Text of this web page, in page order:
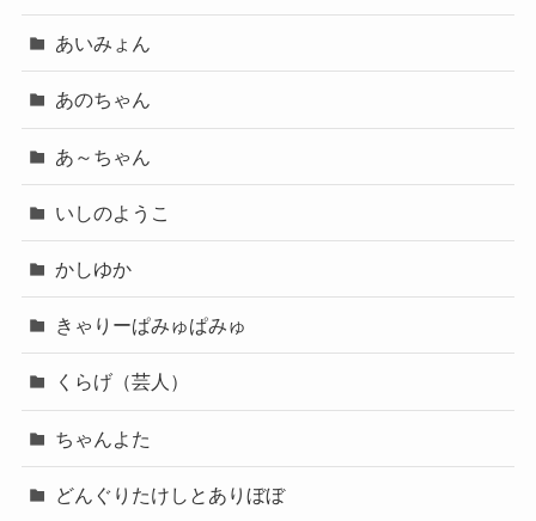
あいみょん
あのちゃん
あ～ちゃん
いしのようこ
かしゆか
きゃりーぱみゅぱみゅ
くらげ（芸人）
ちゃんよた
どんぐりたけしとありぼぼ